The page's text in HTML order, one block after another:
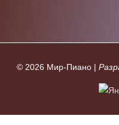
© 2026 Мир-Пиано|